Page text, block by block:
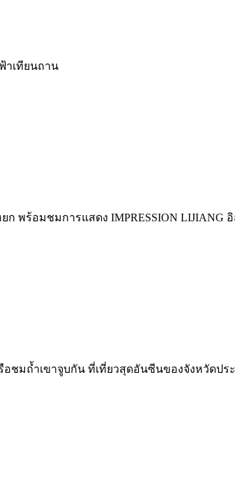
าเทียนถาน
พร้อมชมการแสดง IMPRESSION
อชมถ้ำเขาจูบกัน ที่เที่ยวสุดอันซีนของจังหวัด